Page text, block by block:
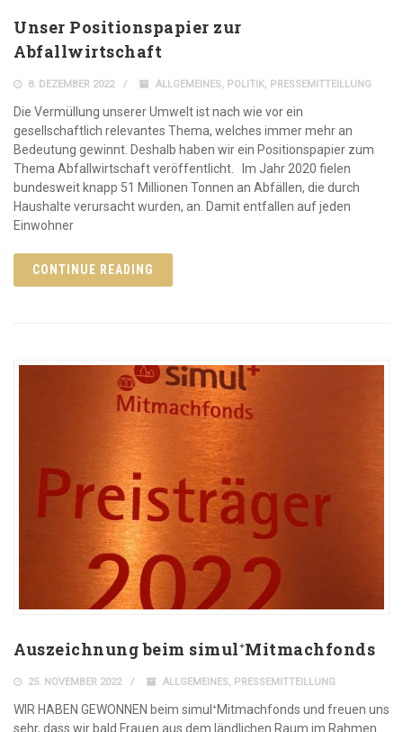
Unser Positionspapier zur
Abfallwirtschaft
8. DEZEMBER 2022 ALLGEMEINES, POLITIK, PRESSEMITTEILLUNG
Die Vermüllung unserer Umwelt ist nach wie vor ein
gesellschaftlich relevantes Thema, welches immer mehr an
Bedeutung gewinnt. Deshalb haben wir ein Positionspapier zum
Thema Abfallwirtschaft veröffentlicht. Im Jahr 2020 fielen
bundesweit knapp 51 Millionen Tonnen an Abfällen, die durch
Haushalte verursacht wurden, an. Damit entfallen auf jeden
Einwohner
CONTINUE READING
Auszeichnung beim simul⁺Mitmachfonds
25. NOVEMBER 2022 ALLGEMEINES PRESSEMITTEILLUNG
WIR HABEN GEWONNEN beim simul⁺Mitmachfonds und freuen uns
sehr, dass wir bald Frauen aus dem ländlichen Raum im Rahmen